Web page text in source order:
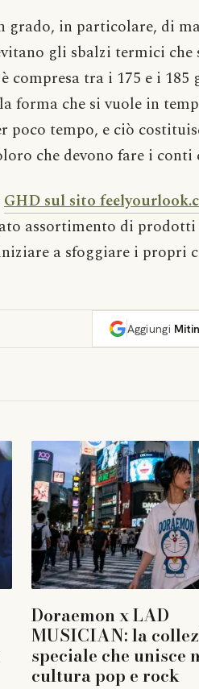
grado, in particolare, di
gli sbalzi termici
compresa tra i 175 e i 185
forma che si vuole in
poco tempo, e ciò
che devono fare i
GHD sul sito
assortimento di
a sfoggiare i propri
Aggiungi
Doraemon x LAD
MUSICIAN: la
speciale che unisce
cultura pop e rock